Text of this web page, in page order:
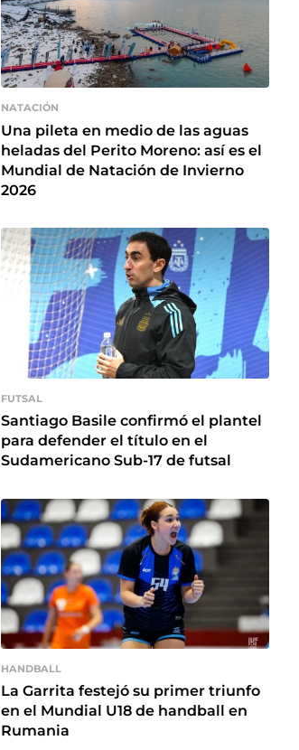
NATACIÓN
Una pileta en medio de las aguas
heladas del Perito Moreno: así es el
Mundial de Natación de Invierno
2026
FUTSAL
Santiago Basile confirmó el plantel
para defender el título en el
Sudamericano Sub-17 de futsal
HANDBALL
La Garrita festejó su primer triunfo
en el Mundial U18 de handball en
Rumania